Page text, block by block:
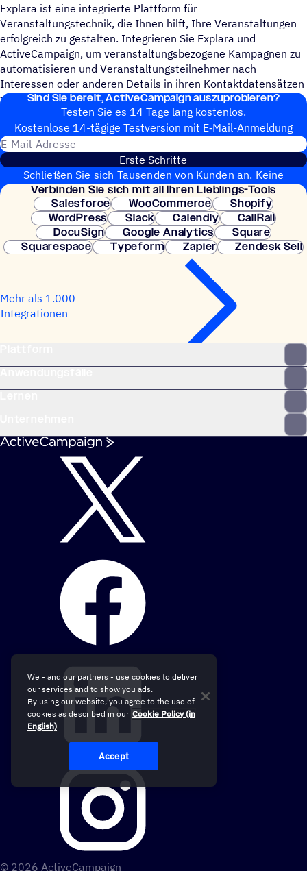
Explara ist eine integrierte Plattform für
Veranstaltungstechnik, die Ihnen hilft, Ihre Veranstaltungen
erfolgreich zu gestalten. Integrieren Sie Explara und
ActiveCampaign, um veranstaltungsbezogene Kampagnen zu
automatisieren und Veranstaltungsteilnehmer nach
Interessen oder anderen Details in ihren Kontaktdatensätzen
zu segmentieren.
Sind Sie bereit, ActiveCampaign auszuprobieren?
Testen Sie es 14 Tage lang kostenlos.
Kosten­lose 14-tägige Test­ver­sion mit E‑Mail-Anmel­dung
Erste Schritte
Schließen Sie sich Tausenden von Kunden an. Keine
Kreditkarte erforderlich. Sofortige Einrichtung.
Verbin­den Sie sich mit all Ihren Lieblings-Tools
Salesforce
WooCommerce
Shopify
WordPress
Slack Calendly
CallRail
DocuSign
Google Analytics
Square
Squarespace
Typeform Zapier Zendesk Sell
Mehr als 1.000
Integrationen
© 2026 ActiveCampaign
We - and our partners - use cookies to deliver
our services and to show you ads.
By using our website, you agree to the use of
cookies as described in our Cookie Policy (in
English)
Accept